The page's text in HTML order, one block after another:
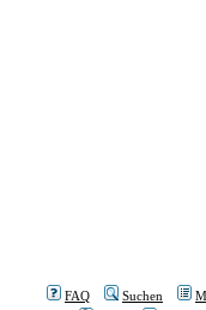
FAQ Suchen